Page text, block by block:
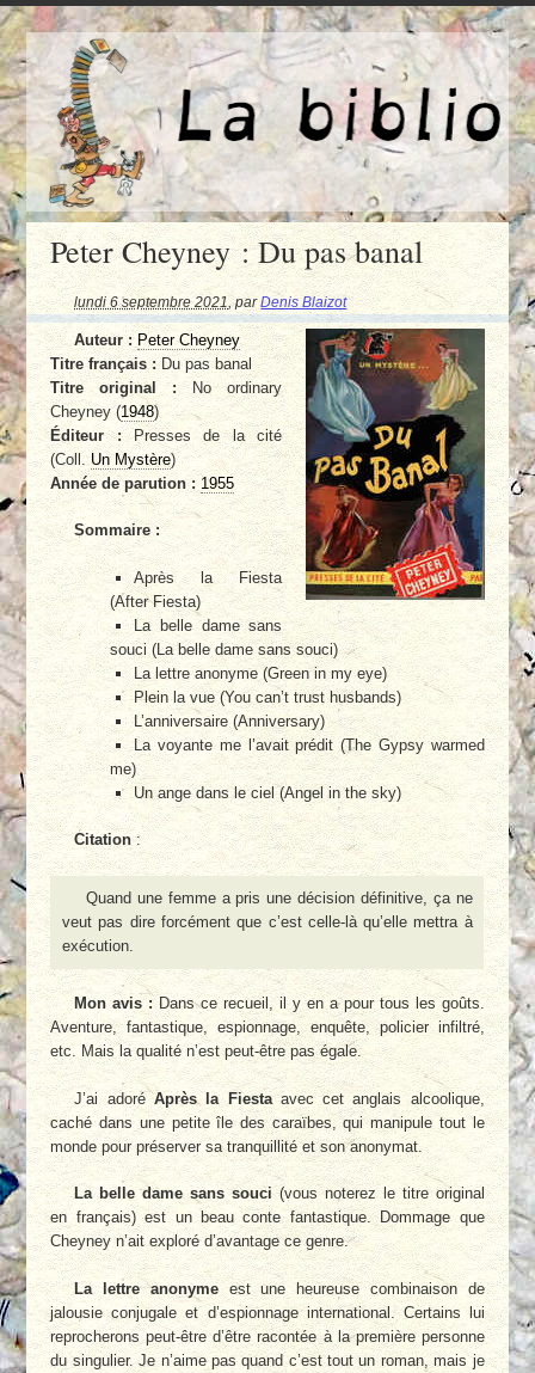
Peter Cheyney : Du pas banal
lundi 6 septembre 2021 ,parDenis Blaizot
Auteur : Peter Cheyney
Titre français : Du pas banal
Titre original : No ordinary
Cheyney (1948)
Éditeur :Presses de la cité
(Coll. Un Mystère)
Année de parution : 1955
Sommaire :
Après la Fiesta
(After Fiesta)
La belle dame sans
souci (La belle dame sans souci)
La lettre anonyme (Green in my eye)
Plein la vue (You can’t trust husbands)
L’anniversaire (Anniversary)
La voyante me l’avait prédit (The Gypsy warmed
me)
Un ange dans le ciel (Angel in the sky)
Citation :
Quand une femme a pris une décision définitive, ça ne
veut pas dire forcément que c’est celle-là qu’elle mettra à
exécution.
Mon avis : Dans ce recueil, il y en a pour tous les goûts.
Aventure, fantastique, espionnage, enquête, policier infiltré,
etc. Mais la qualité n’est peut-être pas égale.
J’ai adoréAprès la Fiestaavec cet anglais alcoolique,
caché dans une petite île des caraïbes, qui manipule tout le
monde pour préserver sa tranquillité et son anonymat.
La belle dame sans souci(vous noterez le titre original
en français) est un beau conte fantastique. Dommage que
Cheyney n’ait exploré d’avantage ce genre.
La lettre anonymeest une heureuse combinaison de
jalousie conjugale et d’espionnage international. Certains lui
reprocherons peut-être d’être racontée à la première personne
du singulier. Je n’aime pas quand c’est tout un roman, mais je